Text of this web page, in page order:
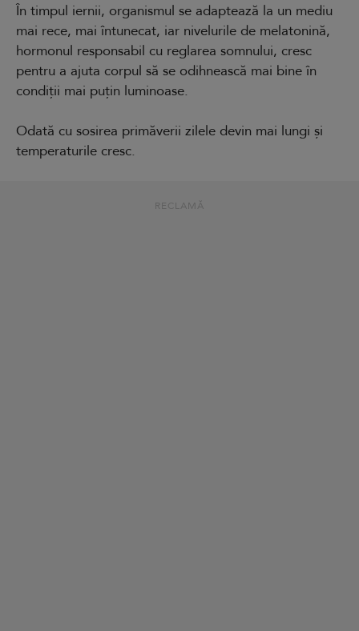
În timpul iernii, organismul se adaptează la un mediu
mai rece, mai întunecat, iar nivelurile de melatonină,
hormonul responsabil cu reglarea somnului, cresc
pentru a ajuta corpul să se odihnească mai bine în
condiții mai puțin luminoase.
Odată cu sosirea primăverii zilele devin mai lungi și
temperaturile cresc.
RECLAMĂ